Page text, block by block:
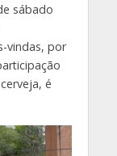
sábado
vindas, por
é